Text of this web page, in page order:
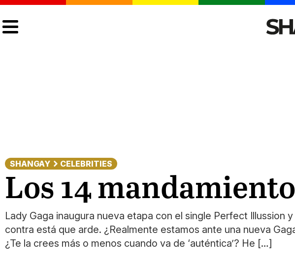
SHANGAY CELEBRITIES
Los 14
Lady Gaga inaugura nueva etapa con el single Perfect
contra está que arde. ¿Realmente estamos ante una nueva
¿Te la crees más o menos cuando va de ‘auténtica’? He […]